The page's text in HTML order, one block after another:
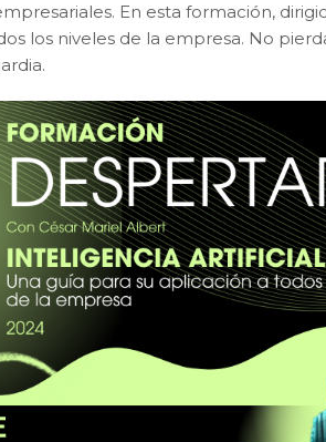
En esta formación,
los niveles de la empresa. No